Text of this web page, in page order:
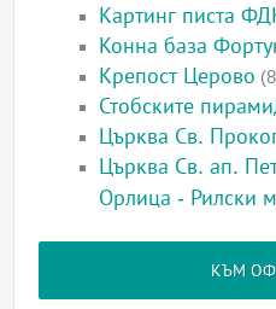
Картинг писта
Конна база
Крепост Церово
Стобските
Църква Св.
Църква Св. ап.
Орлица - Рилски
КЪМ